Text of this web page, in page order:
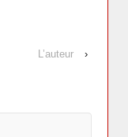
L’auteur ›